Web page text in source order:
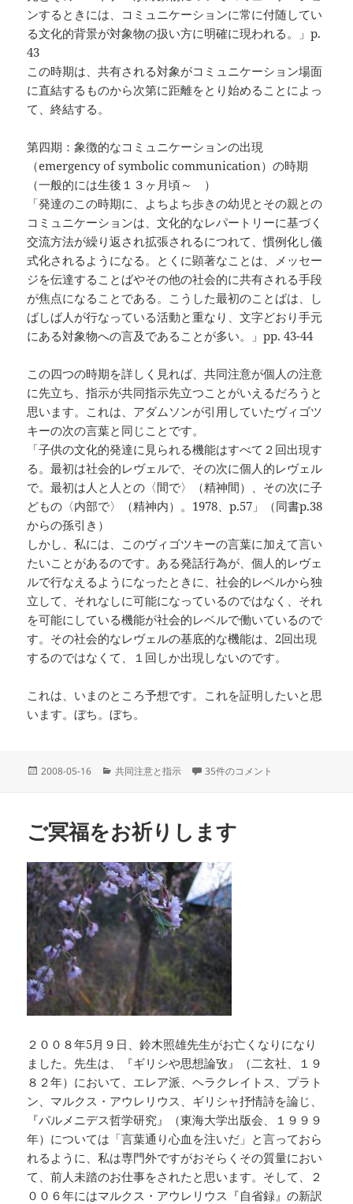
ンするときには、コミュニケーションに常に付随してい
る文化的背景が対象物の扱い方に明確に現われる。」p.
43
この時期は、共有される対象がコミュニケーション場面
に直結するものから次第に距離をとり始めることによっ
て、終結する。
第四期：象徴的なコミュニケーションの出現
（emergency of symbolic communication）の時期
（一般的には生後１３ヶ月頃～ ）
「発達のこの時期に、よちよち歩きの幼児とその親との
コミュニケーションは、文化的なレパートリーに基づく
交流方法が繰り返され拡張されるにつれて、慣例化し儀
式化されるようになる。とくに顕著なことは、メッセー
ジを伝達することばやその他の社会的に共有される手段
が焦点になることである。こうした最初のことばは、し
ばしば人が行なっている活動と重なり、文字どおり手元
にある対象物への言及であることが多い。」pp. 43-44
この四つの時期を詳しく見れば、共同注意が個人の注意
に先立ち、指示が共同指示先立つことがいえるだろうと
思います。これは、アダムソンが引用していたヴィゴツ
キーの次の言葉と同じことです。
「子供の文化的発達に見られる機能はすべて２回出現す
る。最初は社会的レヴェルで、その次に個人的レヴェル
で。最初は人と人との〈間で〉（精神間）、その次に子
どもの〈内部で〉（精神内）。1978、p.57」（同書p.38
からの孫引き）
しかし、私には、このヴィゴツキーの言葉に加えて言い
たいことがあるのです。ある発話行為が、個人的レヴェ
ルで行なえるようになったときに、社会的レベルから独
立して、それなしに可能になっているのではなく、それ
を可能にしている機能が社会的レベルで働いているので
す。その社会的なレヴェルの基底的な機能は、2回出現
するのではなくて、１回しか出現しないのです。
これは、いまのところ予想です。これを証明したいと思
います。ぼち。ぼち。
投
2008-05-16
カ
ー
共同注意と指示 19 アダムソンより への
35件のコメント
ご冥福をお祈りします
２００８年5月９日、鈴木照雄先生がお亡くなりになり
ました。先生は、『ギリシや思想論攷』（二玄社、１９
８２年）において、エレア派、ヘラクレイトス、プラト
ン、マルクス・アウレリウス、ギリシャ抒情詩を論じ、
『パルメニデス哲学研究』（東海大学出版会、１９９９
年）については「言葉通り心血を注いだ」と言っておら
れるように、私は専門外ですがおそらくその質量におい
て、前人未踏のお仕事をされたと思います。そして、２
００６年にはマルクス・アウレリウス『自省録』の新訳